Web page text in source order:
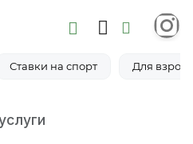
Ставки на спорт Для